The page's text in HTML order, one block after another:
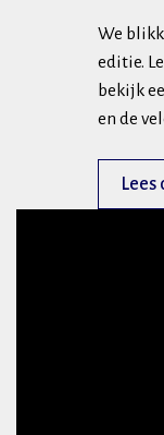
We
editie.
bekijk
en de